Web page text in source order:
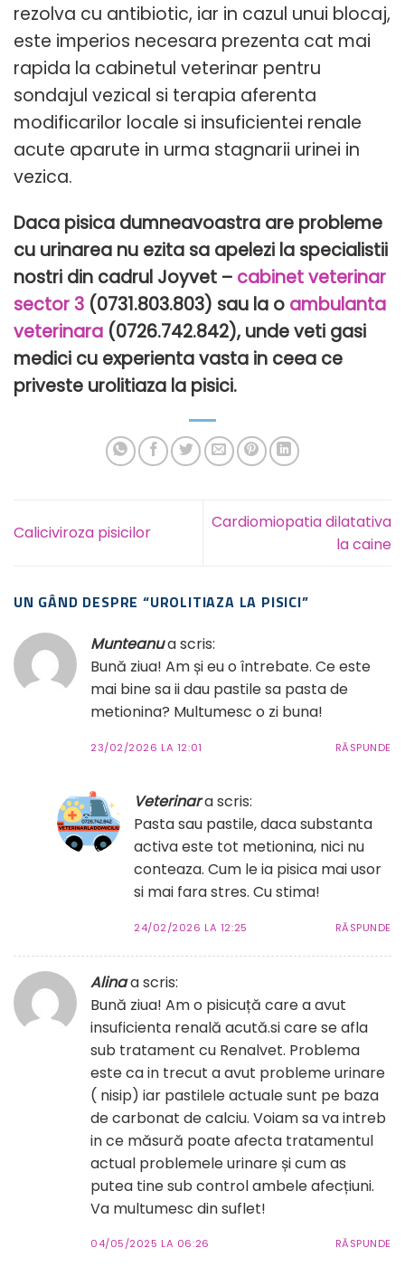
rezolva cu antibiotic, iar in cazul unui blocaj,
este imperios necesara prezenta cat mai
rapida la cabinetul veterinar pentru
sondajul vezical si terapia aferenta
modificarilor locale si insuficientei renale
acute aparute in urma stagnarii urinei in
vezica.
Daca pisica dumneavoastra are probleme
cu urinarea nu ezita sa apelezi la specialistii
nostri din cadrul Joyvet – cabinet veterinar
sector 3 (0731.803.803) sau la o ambulanta
veterinara (0726.742.842), unde veti gasi
medici cu experienta vasta in ceea ce
priveste urolitiaza la pisici.
Caliciviroza pisicilor
Cardiomiopatia dilatativa
la caine
UN GÂND DESPRE “UROLITIAZA LA PISICI”
Munteanua scris:
Bună ziua! Am și eu o întrebate. Ce este
mai bine sa ii dau pastile sa pasta de
metionina? Multumesc o zi buna!
23/02/2026 LA 12:01 RĂSPUNDE
Veterinara scris:
Pasta sau pastile, daca substanta
activa este tot metionina, nici nu
conteaza. Cum le ia pisica mai usor
si mai fara stres. Cu stima!
24/02/2026 LA 12:25 RĂSPUNDE
Alinaa scris:
Bună ziua! Am o pisicuță care a avut
insuficienta renală acută.si care se afla
sub tratament cu Renalvet. Problema
este ca in trecut a avut probleme urinare
( nisip) iar pastilele actuale sunt pe baza
de carbonat de calciu. Voiam sa va intreb
in ce măsură poate afecta tratamentul
actual problemele urinare și cum as
putea tine sub control ambele afecțiuni.
Va multumesc din suflet!
04/05/2025 LA 06:26 RĂSPUNDE